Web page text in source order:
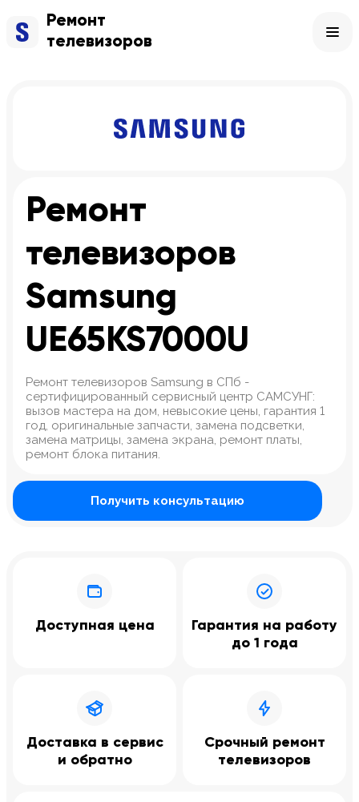
Ремонт
телевизоров
Ремонт
телевизоров
Samsung
UE65KS7000U
Ремонт телевизоров Samsung в СПб -
сертифицированный сервисный центр САМСУНГ:
вызов мастера на дом, невысокие цены, гарантия 1
год, оригинальные запчасти, замена подсветки,
замена матрицы, замена экрана, ремонт платы,
ремонт блока питания.
Получить консультацию
Доступная цена
Гарантия на работу
до 1 года
Доставка в сервис
и обратно
Срочный ремонт
телевизоров